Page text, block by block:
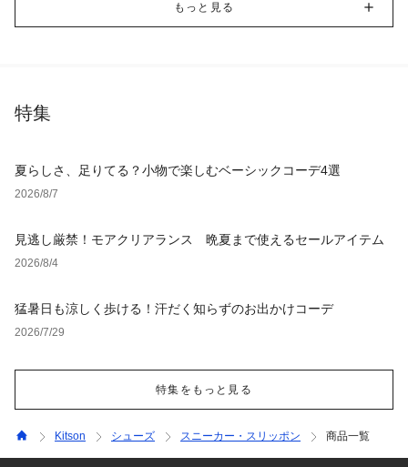
もっと見る
特集
夏らしさ、足りてる？小物で楽しむベーシックコーデ4選
2026/8/7
見逃し厳禁！モアクリアランス 晩夏まで使えるセールアイテム
2026/8/4
猛暑日も涼しく歩ける！汗だく知らずのお出かけコーデ
2026/7/29
特集をもっと見る
Kitson シューズ スニーカー・スリッポン 商品一覧